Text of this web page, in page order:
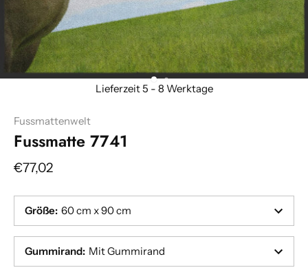
Fussmattenwelt
Fussmatte 7741
€77,02
Größe: 60 cm x 90 cm
Gummirand: Mit Gummirand